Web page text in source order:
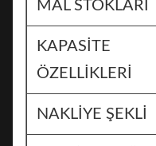
MAL STOKLARI
KAPASİTE
ÖZELLİKLERİ
NAKLİYE ŞEKLİ